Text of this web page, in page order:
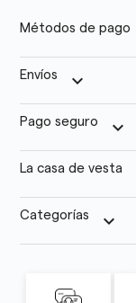
Métodos de pago
Envíos keyboard_arrow_down
Pago seguro keyboard_arrow_down
La casa de vesta
Categorías keyboard_arrow_down